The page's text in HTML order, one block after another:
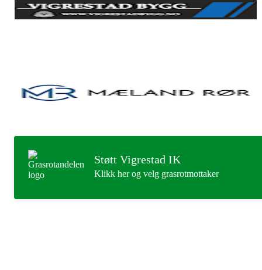
Støtt Vigrestad IK
Klikk her og velg grasrotmottaker